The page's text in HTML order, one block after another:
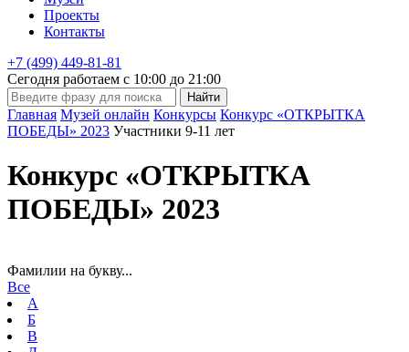
Проекты
Контакты
+7 (499) 449-81-81
Сегодня работаем с 10:00 до 21:00
Главная Музей онлайн Конкурсы Конкурс «ОТКРЫТКА
ПОБЕДЫ» 2023 Участники 9-11 лет
Конкурс «ОТКРЫТКА
ПОБЕДЫ» 2023
Фамилии на букву...
Все
А
Б
В